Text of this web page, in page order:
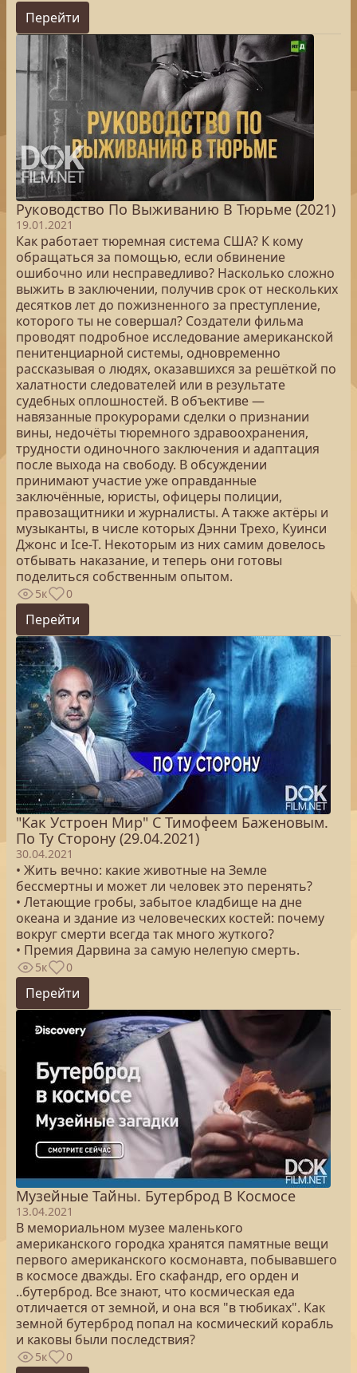
Перейти
Руководство По Выживанию В Тюрьме (2021)
19.01.2021
Как работает тюремная система США? К кому
обращаться за помощью, если обвинение
ошибочно или несправедливо? Насколько сложно
выжить в заключении, получив срок от нескольких
десятков лет до пожизненного за преступление,
которого ты не совершал? Создатели фильма
проводят подробное исследование американской
пенитенциарной системы, одновременно
рассказывая о людях, оказавшихся за решёткой по
халатности следователей или в результате
судебных оплошностей. В объективе —
навязанные прокурорами сделки о признании
вины, недочёты тюремного здравоохранения,
трудности одиночного заключения и адаптация
после выхода на свободу. В обсуждении
принимают участие уже оправданные
заключённые, юристы, офицеры полиции,
правозащитники и журналисты. А также актёры и
музыканты, в числе которых Дэнни Трехо, Куинси
Джонс и Ice-T. Некоторым из них самим довелось
отбывать наказание, и теперь они готовы
поделиться собственным опытом.
5к 0
Перейти
"Как Устроен Мир" С Тимофеем Баженовым.
По Ту Сторону (29.04.2021)
30.04.2021
• Жить вечно: какие животные на Земле
бессмертны и может ли человек это перенять?
• Летающие гробы, забытое кладбище на дне
океана и здание из человеческих костей: почему
вокруг смерти всегда так много жуткого?
• Премия Дарвина за самую нелепую смерть.
5к 0
Перейти
Музейные Тайны. Бутерброд В Космосе
13.04.2021
В мемориальном музее маленького
американского городка хранятся памятные вещи
первого американского космонавта, побывавшего
в космосе дважды. Его скафандр, его орден и
..бутерброд. Все знают, что космическая еда
отличается от земной, и она вся "в тюбиках". Как
земной бутерброд попал на космический корабль
и каковы были последствия?
5к 0